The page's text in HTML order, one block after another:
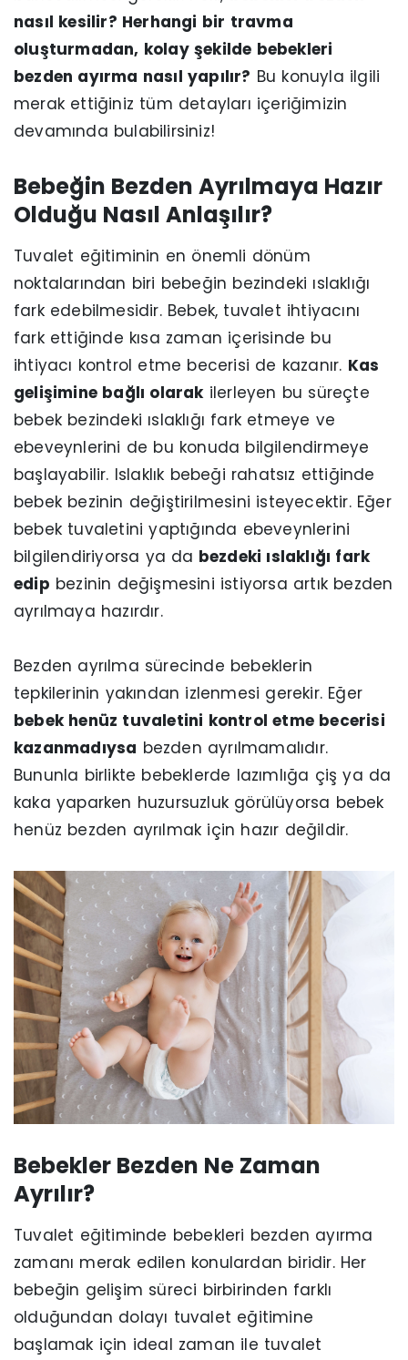
nasıl kesilir? Herhangi bir travma
oluşturmadan, kolay şekilde bebekleri
bezden ayırma nasıl yapılır? Bu konuyla ilgili
merak ettiğiniz tüm detayları içeriğimizin
devamında bulabilirsiniz!
Bebeğin Bezden Ayrılmaya Hazır
Olduğu Nasıl Anlaşılır?
Tuvalet eğitiminin en önemli dönüm
noktalarından biri bebeğin bezindeki ıslaklığı
fark edebilmesidir. Bebek, tuvalet ihtiyacını
fark ettiğinde kısa zaman içerisinde bu
ihtiyacı kontrol etme becerisi de kazanır. Kas
gelişimine bağlı olarakilerleyen bu süreçte
bebek bezindeki ıslaklığı fark etmeye ve
ebeveynlerini de bu konuda bilgilendirmeye
başlayabilir. Islaklık bebeği rahatsız ettiğinde
bebek bezinin değiştirilmesini isteyecektir. Eğer
bebek tuvaletini yaptığında ebeveynlerini
bilgilendiriyorsa ya da bezdeki ıslaklığı fark
edip bezinin değişmesini istiyorsa artık bezden
ayrılmaya hazırdır.
Bezden ayrılma sürecinde bebeklerin
tepkilerinin yakından izlenmesi gerekir. Eğer
bebek henüz tuvaletini kontrol etme becerisi
kazanmadıysa bezden ayrılmamalıdır.
Bununla birlikte bebeklerde lazımlığa çiş ya da
kaka yaparken huzursuzluk görülüyorsa bebek
henüz bezden ayrılmak için hazır değildir.
Bebekler Bezden Ne Zaman
Ayrılır?
Tuvalet eğitiminde bebekleri bezden ayırma
zamanı merak edilen konulardan biridir. Her
bebeğin gelişim süreci birbirinden farklı
olduğundan dolayı tuvalet eğitimine
başlamak için ideal zaman ile tuvalet